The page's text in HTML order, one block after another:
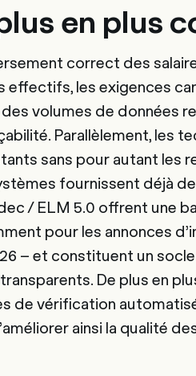
en plus
correct des
effectifs, les exigences
volumes de données
Parallèlement, les
sans pour autant les
fournissent déjà
/ ELM 5.0 offrent une
pour les annonces
– et constituent un
De plus en
de vérification
ainsi la qualité